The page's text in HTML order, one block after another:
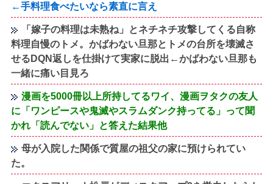
←手料理食べたいなら素直に言え
「嫁子の料理は未熟ね」とネチネチ攻撃してくる自称
料理自慢のトメ。かばわない旦那とトメの台所を壊滅さ
せるDQN返しを仕掛けて実家に脱出←かばわない旦那も
一緒に痛い目見ろ
漫画を5000冊以上所持してるワイ、漫画ヲタクの友人
に「ワンピースや鬼滅やスラムダンク持ってる」って聞
かれ「読んでない」と答えた結果他
母が入院した関係で質屋の祖父の家に預けられてい
た。